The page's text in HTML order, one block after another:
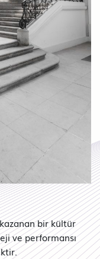
bir kültür
ve performansı